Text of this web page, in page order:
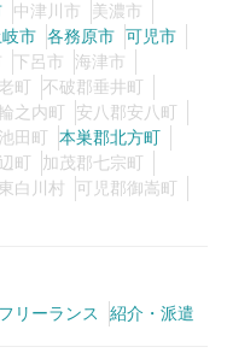
0件
中津川市
美濃市
市 各務原市 可児市
下呂市
海津市
町
不破郡垂井町
之内町
安八郡安八町
田町
本巣郡北方町
町
加茂郡七宗町
白川村
可児郡御嵩町
リーランス 紹介・派遣